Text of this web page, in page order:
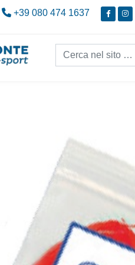
+39 080 474 1637
Cerca nel sito...